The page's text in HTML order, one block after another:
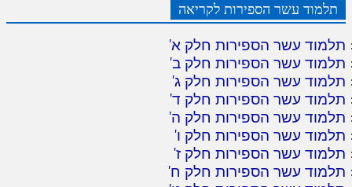
תלמוד עשר הספירות לקריאה
תלמוד עשר הספירות חלק א'
תלמוד עשר הספירות חלק ב'
תלמוד עשר הספירות חלק ג'
תלמוד עשר הספירות חלק ד'
תלמוד עשר הספירות חלק ה'
תלמוד עשר הספירות חלק ו'
תלמוד עשר הספירות חלק ז'
תלמוד עשר הספירות חלק ח'